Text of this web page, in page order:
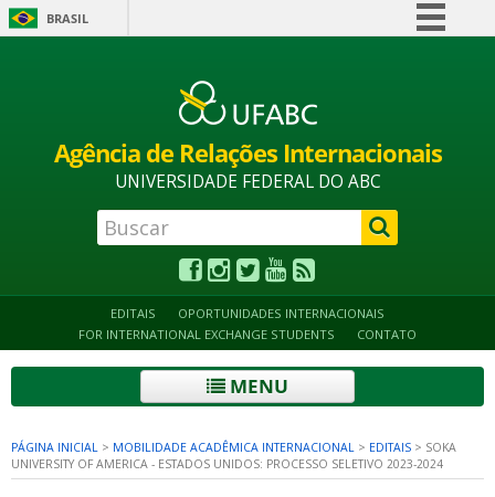
BRASIL
Acesso à informação
Canais
Agência de Relações Internacionais
UNIVERSIDADE FEDERAL DO ABC
EDITAIS
OPORTUNIDADES INTERNACIONAIS
FOR INTERNATIONAL EXCHANGE STUDENTS
CONTATO
MENU
PÁGINA INICIAL > MOBILIDADE ACADÊMICA INTERNACIONAL > EDITAIS > SOKA
UNIVERSITY OF AMERICA - ESTADOS UNIDOS: PROCESSO SELETIVO 2023-2024